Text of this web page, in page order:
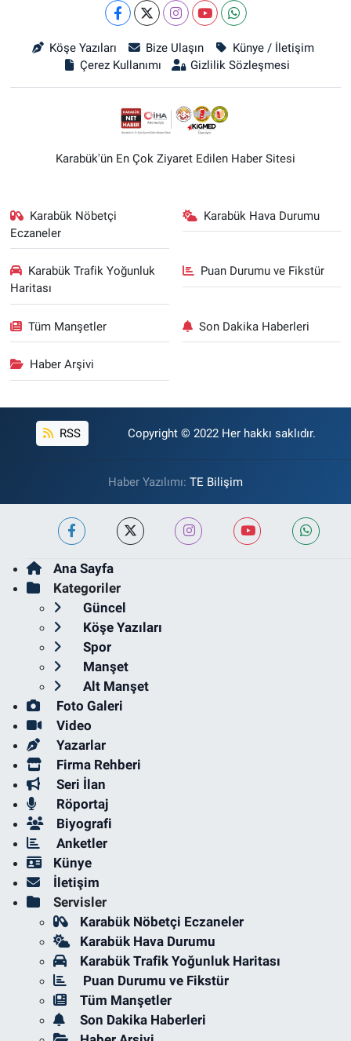
Köşe Yazıları Bize Ulaşın
Künye / İletişim
Çerez Kullanımı
Gizlilik Sözleşmesi
Karabük'ün En Çok Ziyaret Edilen Haber Sitesi
Karabük Nöbetçi
Eczaneler
Karabük Hava Durumu
Karabük Trafik Yoğunluk
Haritası
Puan Durumu ve Fikstür
Tüm Manşetler Son Dakika Haberleri
Haber Arşivi
RSS Copyright © 2022 Her hakkı saklıdır.
Haber Yazılımı: TE Bilişim
Ana Sayfa
Kategoriler
Güncel
Köşe Yazıları
Spor
Manşet
Alt Manşet
Foto Galeri
Video
Yazarlar
Firma Rehberi
Seri İlan
Röportaj
Biyografi
Anketler
Künye
İletişim
Servisler
Karabük Nöbetçi Eczaneler
Karabük Hava Durumu
Karabük Trafik Yoğunluk Haritası
Puan Durumu ve Fikstür
Tüm Manşetler
Son Dakika Haberleri